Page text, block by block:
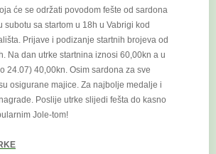
će se održati povodom fešte od sardona
subotu sa startom u 18h u Vabrigi kod
Prijave i podizanje startnih brojeva od
Na dan utrke startnina iznosi 60,00kn a u
24.07) 40,00kn. Osim sardona za sve
osigurane majice. Za najbolje medalje i
Poslije utrke slijedi fešta do kasno
Jole-tom!